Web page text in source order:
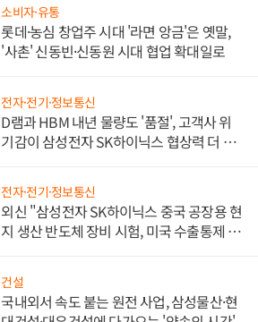
소비자·유통
롯데·농심 창업주 시대 '라면 앙금'은 옛말,
'사촌' 신동빈·신동원 시대 협업 확대일로
전자·전기·정보통신
D램과 HBM 내년 물량도 '품절', 고객사 위
기감이 삼성전자 SK하이닉스 협상력 더 키
전자·전기·정보통신
외신 "삼성전자 SK하이닉스 중국 공장용 현
지 생산 반도체 장비 시험, 미국 수출통제 대
건설
국내외서 속도 붙는 원전 사업, 삼성물산·현